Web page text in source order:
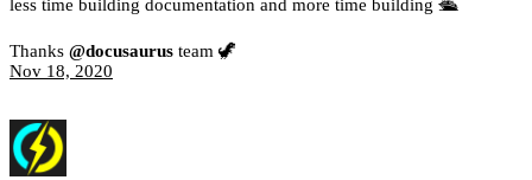
less time building documentation and more time building 🛳
Thanks @docusaurus team 🦖
Nov 18, 2020